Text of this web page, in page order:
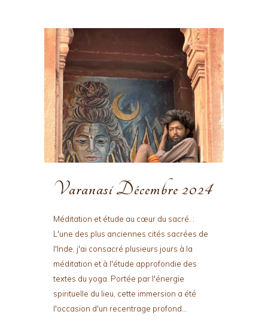
Varanasi Décembre 2024
Méditation et étude au cœur du sacré. :
L'une des plus anciennes cités sacrées de
l'Inde, j'ai consacré plusieurs jours à la
méditation et à l'étude approfondie des
textes du yoga. Portée par l'énergie
spirituelle du lieu, cette immersion a été
l'occasion d'un recentrage profond...